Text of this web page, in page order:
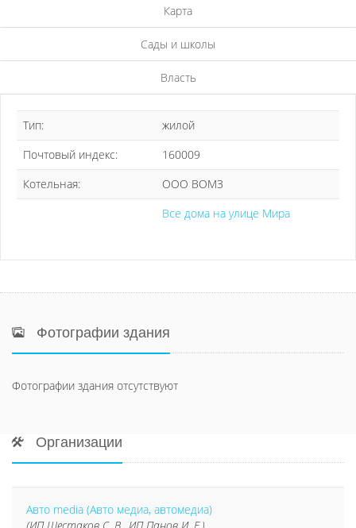
Карта
Сады и школы
Власть
Тип:
жилой
Почтовый индекс:
160009
Котельная:
ООО ВОМЗ
Все дома на улице Мира
Фотографии здания
Фотографии здания отсутствуют
Организации
Авто media (Авто медиа, автомедиа)